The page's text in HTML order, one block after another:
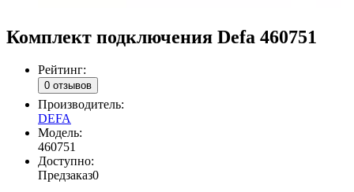
Комплект подключения Defa 460751
Рейтинг:
0 отзывов
Производитель:
DEFA
Модель:
460751
Доступно:
Предзаказ0